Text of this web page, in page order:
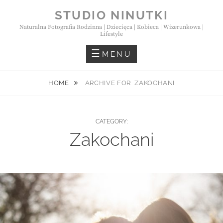
content
STUDIO NINUTKI
Naturalna Fotografia Rodzinna | Dziecięca | Kobieca | Wizerunkowa |
Lifestyle
MENU
HOME ARCHIVE FORZAKOCHANI
CATEGORY:
Zakochani